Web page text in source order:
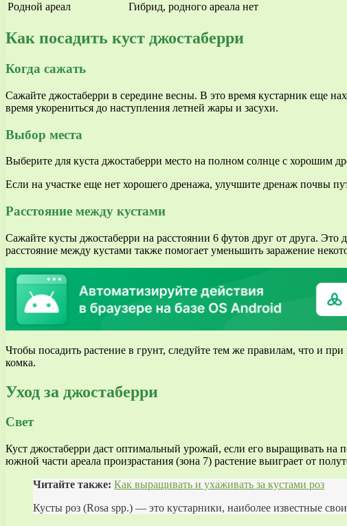
Родной ареал
Гибрид, родного ареала нет
Как посадить куст джостаберри
Когда сажать
Сажайте джостаберри в середине весны. В это время кустарник еще
время укорениться до наступления летней жары и засухи.
Выбор места
Выберите для куста джостаберри место на полном солнце с хорошим
Если на участке еще нет хорошего дренажа, улучшите дренаж почвы
Расстояние между кустами
Сажайте кусты джостаберри на расстоянии 6 футов друг от друга. Это
расстояние между кустами также помогает уменьшить заражение
Чтобы посадить растение в грунт, следуйте тем же правилам, что и
комка.
Уход за джостаберри
Свет
Куст джостаберри даст оптимальный урожай, если его выращивать на
южной части ареала произрастания (зона 7) растение выиграет от
Читайте также: Как выращивать и ухаживать за кустами роз
Кусты роз (Rosa spp.) — это кустарники, наиболее известные